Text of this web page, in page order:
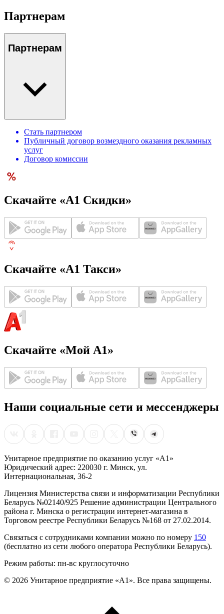
Партнерам
Партнерам
Стать партнером
Публичный договор возмездного оказания рекламных
услуг
Договор комиссии
Скачайте «А1 Скидки»
Скачайте «А1 Такси»
Скачайте «Мой А1»
Наши социальные сети и мессенджеры
Унитарное предприятие по оказанию услуг «А1»
Юридический адрес: 220030 г. Минск, ул.
Интернациональная, 36-2
Лицензия Министерства связи и информатизации Республики
Беларусь №02140/925 Решение администрации Центрального
района г. Минска о регистрации интернет-магазина в
Торговом реестре Республики Беларусь №168 от 27.02.2014.
Связаться с сотрудниками компании можно по номеру 150
(бесплатно из сети любого оператора Республики Беларусь).
Режим работы: пн-вс круглосуточно
© 2026 Унитарное предприятие «А1». Все права защищены.